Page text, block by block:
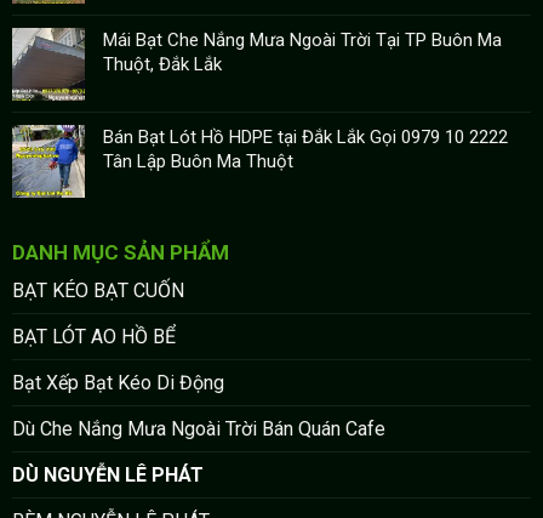
Mái Bạt Che Nắng Mưa Ngoài Trời Tại TP Buôn Ma
Thuột, Đắk Lắk
Bán Bạt Lót Hồ HDPE tại Đắk Lắk Gọi 0979 10 2222
Tân Lập Buôn Ma Thuột
DANH MỤC SẢN PHẨM
BẠT KÉO BẠT CUỐN
BẠT LÓT AO HỒ BỂ
Bạt Xếp Bạt Kéo Di Động
Dù Che Nắng Mưa Ngoài Trời Bán Quán Cafe
DÙ NGUYỄN LÊ PHÁT